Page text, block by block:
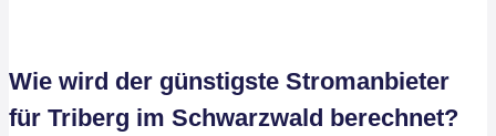
Wie wird der günstigste Stromanbieter
für Triberg im Schwarzwald berechnet?